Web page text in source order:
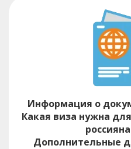
Информация о
Какая виза нужна
Дополнительные